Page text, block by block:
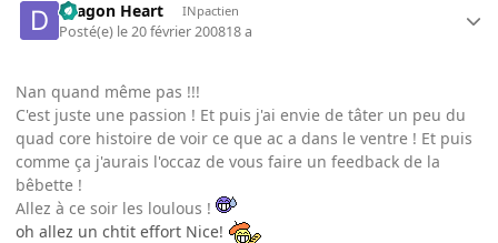
Dragon Heart INpactien
Posté(e) le 20 février 200818 a
Nan quand même pas !!!
C'est juste une passion ! Et puis j'ai envie de tâter un peu du
quad core histoire de voir ce que ac a dans le ventre ! Et puis
comme ça j'aurais l'occaz de vous faire un feedback de la
bêbette !
Allez à ce soir les loulous !
oh allez un chtit effort Nice!